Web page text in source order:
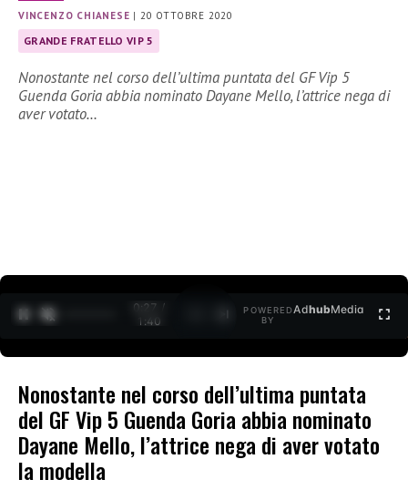
VINCENZO CHIANESE |20 OTTOBRE 2020
GRANDE FRATELLO VIP 5
Nonostante nel corso dell’ultima puntata del GF Vip 5
Guenda Goria abbia nominato Dayane Mello, l’attrice nega di
aver votato…
0:27 /
1:40
POWERED
BY
AdhubMedia
Nonostante nel corso dell’ultima puntata
del GF Vip 5 Guenda Goria abbia nominato
Dayane Mello, l’attrice nega di aver votato
la modella